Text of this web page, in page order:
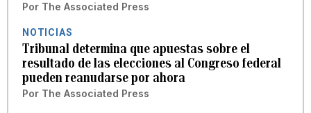
Por The Associated Press
NOTICIAS
Tribunal determina que apuestas sobre el
resultado de las elecciones al Congreso federal
pueden reanudarse por ahora
Por The Associated Press